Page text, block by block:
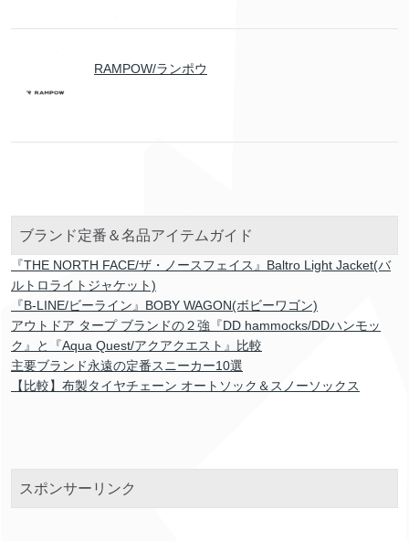
RAMPOW/ランポウ
ブランド定番＆名品アイテムガイド
『THE NORTH FACE/ザ・ノースフェイス』Baltro Light Jacket(バ
ルトロライトジャケット)
『B-LINE/ビーライン』BOBY WAGON(ボビーワゴン)
アウトドア タープ ブランドの２強『DD hammocks/DDハンモッ
ク』と『Aqua Quest/アクアクエスト』比較
主要ブランド永遠の定番スニーカー10選
【比較】布製タイヤチェーン オートソック＆スノーソックス
スポンサーリンク